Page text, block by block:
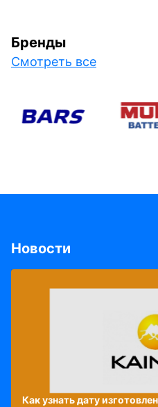
Бренды
Смотреть все
Новости
Как узнать дату